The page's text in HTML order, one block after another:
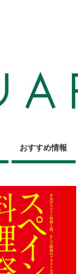
おすすめ情報